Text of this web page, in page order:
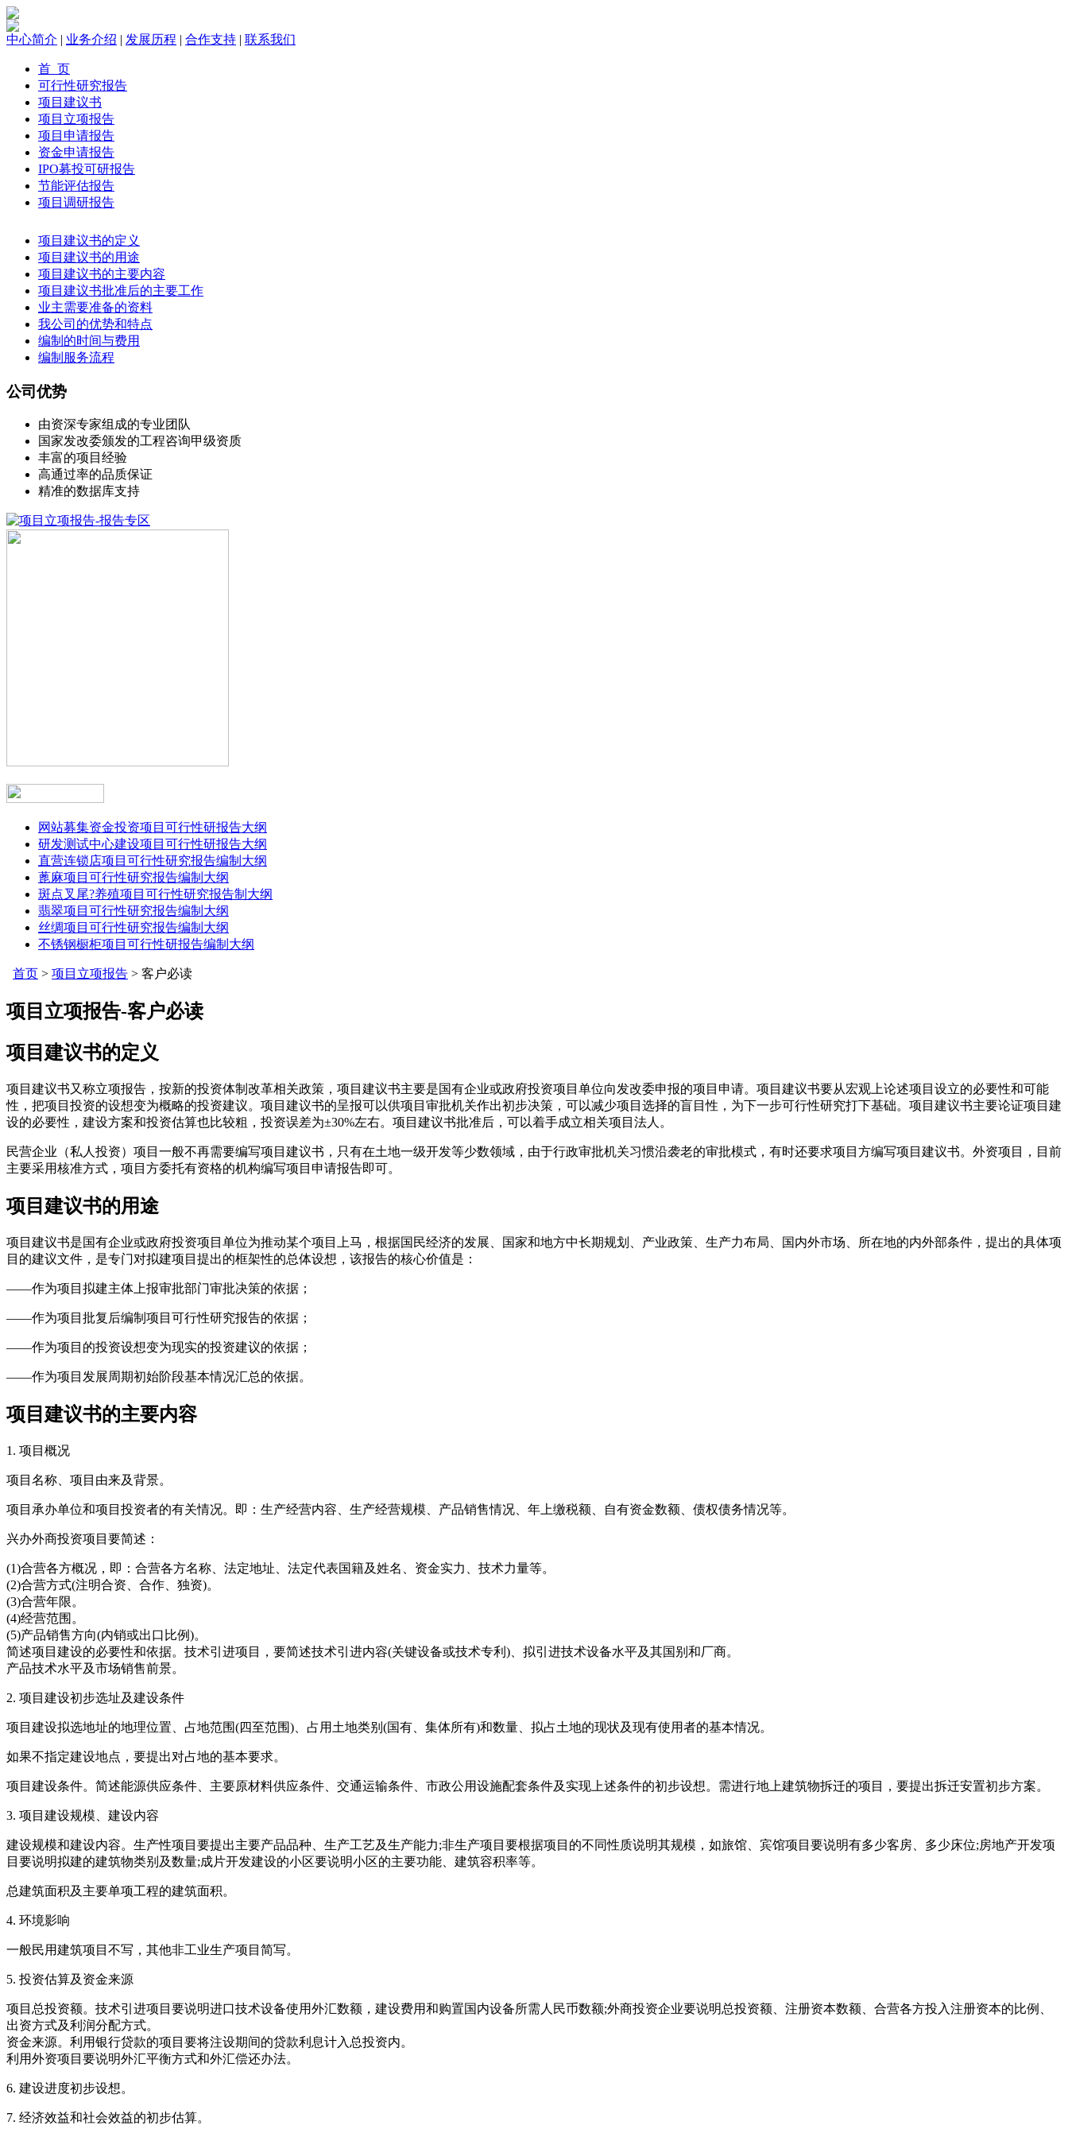
中心简介 | 业务介绍 | 发展历程 | 合作支持 | 联系我们
首 页
可行性研究报告
项目建议书
项目立项报告
项目申请报告
资金申请报告
IPO募投可研报告
节能评估报告
项目调研报告
项目建议书的定义
项目建议书的用途
项目建议书的主要内容
项目建议书批准后的主要工作
业主需要准备的资料
我公司的优势和特点
编制的时间与费用
编制服务流程
公司优势
由资深专家组成的专业团队
国家发改委颁发的工程咨询甲级资质
丰富的项目经验
高通过率的品质保证
精准的数据库支持
网站募集资金投资项目可行性研报告大纲
研发测试中心建设项目可行性研报告大纲
直营连锁店项目可行性研究报告编制大纲
蓖麻项目可行性研究报告编制大纲
斑点叉尾?养殖项目可行性研究报告制大纲
翡翠项目可行性研究报告编制大纲
丝绸项目可行性研究报告编制大纲
不锈钢橱柜项目可行性研报告编制大纲
首页 > 项目立项报告 > 客户必读
项目立项报告-客户必读
项目建议书的定义
项目建议书又称立项报告，按新的投资体制改革相关政策，项目建议书主要是国有企业或政府投资项目单位向发改委申报的项目申请。项目建议书要从宏观上论述项目设立的必要性和可能
性，把项目投资的设想变为概略的投资建议。项目建议书的呈报可以供项目审批机关作出初步决策，可以减少项目选择的盲目性，为下一步可行性研究打下基础。项目建议书主要论证项目建
设的必要性，建设方案和投资估算也比较粗，投资误差为±30%左右。项目建议书批准后，可以着手成立相关项目法人。
民营企业（私人投资）项目一般不再需要编写项目建议书，只有在土地一级开发等少数领域，由于行政审批机关习惯沿袭老的审批模式，有时还要求项目方编写项目建议书。外资项目，目前
主要采用核准方式，项目方委托有资格的机构编写项目申请报告即可。
项目建议书的用途
项目建议书是国有企业或政府投资项目单位为推动某个项目上马，根据国民经济的发展、国家和地方中长期规划、产业政策、生产力布局、国内外市场、所在地的内外部条件，提出的具体项
目的建议文件，是专门对拟建项目提出的框架性的总体设想，该报告的核心价值是：
——作为项目拟建主体上报审批部门审批决策的依据；
——作为项目批复后编制项目可行性研究报告的依据；
——作为项目的投资设想变为现实的投资建议的依据；
——作为项目发展周期初始阶段基本情况汇总的依据。
项目建议书的主要内容
1. 项目概况
项目名称、项目由来及背景。
项目承办单位和项目投资者的有关情况。即：生产经营内容、生产经营规模、产品销售情况、年上缴税额、自有资金数额、债权债务情况等。
兴办外商投资项目要简述：
(1)合营各方概况，即：合营各方名称、法定地址、法定代表国籍及姓名、资金实力、技术力量等。
(2)合营方式(注明合资、合作、独资)。
(3)合营年限。
(4)经营范围。
(5)产品销售方向(内销或出口比例)。
简述项目建设的必要性和依据。技术引进项目，要简述技术引进内容(关键设备或技术专利)、拟引进技术设备水平及其国别和厂商。
产品技术水平及市场销售前景。
2. 项目建设初步选址及建设条件
项目建设拟选地址的地理位置、占地范围(四至范围)、占用土地类别(国有、集体所有)和数量、拟占土地的现状及现有使用者的基本情况。
如果不指定建设地点，要提出对占地的基本要求。
项目建设条件。简述能源供应条件、主要原材料供应条件、交通运输条件、市政公用设施配套条件及实现上述条件的初步设想。需进行地上建筑物拆迁的项目，要提出拆迁安置初步方案。
3. 项目建设规模、建设内容
建设规模和建设内容。生产性项目要提出主要产品品种、生产工艺及生产能力;非生产项目要根据项目的不同性质说明其规模，如旅馆、宾馆项目要说明有多少客房、多少床位;房地产开发项
目要说明拟建的建筑物类别及数量;成片开发建设的小区要说明小区的主要功能、建筑容积率等。
总建筑面积及主要单项工程的建筑面积。
4. 环境影响
一般民用建筑项目不写，其他非工业生产项目简写。
5. 投资估算及资金来源
项目总投资额。技术引进项目要说明进口技术设备使用外汇数额，建设费用和购置国内设备所需人民币数额;外商投资企业要说明总投资额、注册资本数额、合营各方投入注册资本的比例、
出资方式及利润分配方式。
资金来源。利用银行贷款的项目要将注设期间的贷款利息计入总投资内。
利用外资项目要说明外汇平衡方式和外汇偿还办法。
6. 建设进度初步设想。
7. 经济效益和社会效益的初步估算。